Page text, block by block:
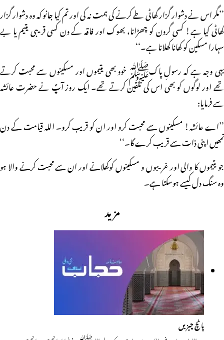
’’مگر اس نے دشوار گزار گھاٹی طے کرنے کی ہمت نہ کی اور تم کیا جانو کہ وہ دشوار گزار
گھاٹی کیا ہے! کسی گردن کو چھڑانا، بھوک اور فاقہ کے دن کسی قریبی یتیم یا بے
سہارا مسکین کو کھانا کھلانا ہے۔‘‘
یہی وجہ ہے کہ رسولِ پاکﷺ خود بھی یتیموں اور مسکینوں سے محبت کرتے
تھے اور لوگوں کو بھی اس کی تلقین کرتے تھے۔ ایک روز آپؐ نے حضرت عائشہ
سے فرمایا:
’’اے عائشہ! مسکینوں سے محبت کرو اور ان کو قریب کرو۔ اللہ قیامت کے دن
تمھیں اپنی ذات سے قریب کرے گا۔‘‘
جو یتیموں کا والی اور غریبوں و مسکینوں کوکھلانے اور ان سے محبت کرنے والا ہو
وہ سنگ دل کیسے ہوسکتا ہے۔
مزید
پانچ چیزیں